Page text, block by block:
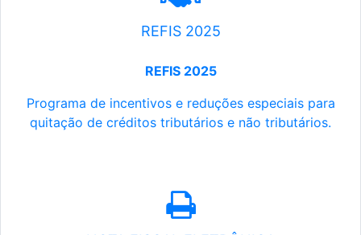
REFIS 2025
REFIS 2025
Programa de incentivos e reduções especiais para
quitação de créditos tributários e não tributários.